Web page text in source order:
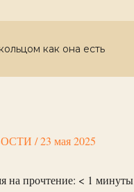
как она есть
/23 мая 2025
на прочтение: < 1 минуты